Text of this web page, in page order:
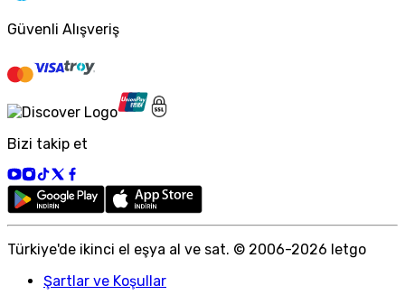
Güvenli Alışveriş
Bizi takip et
Türkiye'de ikinci el eşya al ve sat. © 2006-2026 letgo
Şartlar ve Koşullar